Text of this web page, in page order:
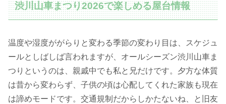
渋川山車まつり2026で楽しめる屋台情報
温度や湿度ががらりと変わる季節の変わり目は、スケジュ
ールとしばしば言われますが、オールシーズン渋川山車ま
つりというのは、親戚中でも私と兄だけです。夕方な体質
は昔から変わらず、子供の頃は心配してくれた家族も現在
は諦めモードです。交通規制だからしかたないね、と旧友